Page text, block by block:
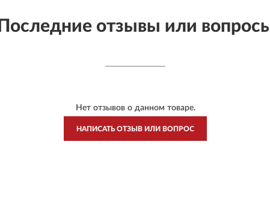
Последние отзывы или
Нет отзывов о данном товаре.
НАПИСАТЬ ОТЗЫВ ИЛИ ВОПРОС